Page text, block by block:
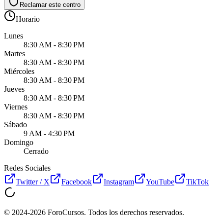
Reclamar este centro
Horario
Lunes
8:30 AM - 8:30 PM
Martes
8:30 AM - 8:30 PM
Miércoles
8:30 AM - 8:30 PM
Jueves
8:30 AM - 8:30 PM
Viernes
8:30 AM - 8:30 PM
Sábado
9 AM - 4:30 PM
Domingo
Cerrado
Redes Sociales
Twitter / X
Facebook Instagram YouTube TikTok
© 2024-2026 ForoCursos. Todos los derechos reservados.